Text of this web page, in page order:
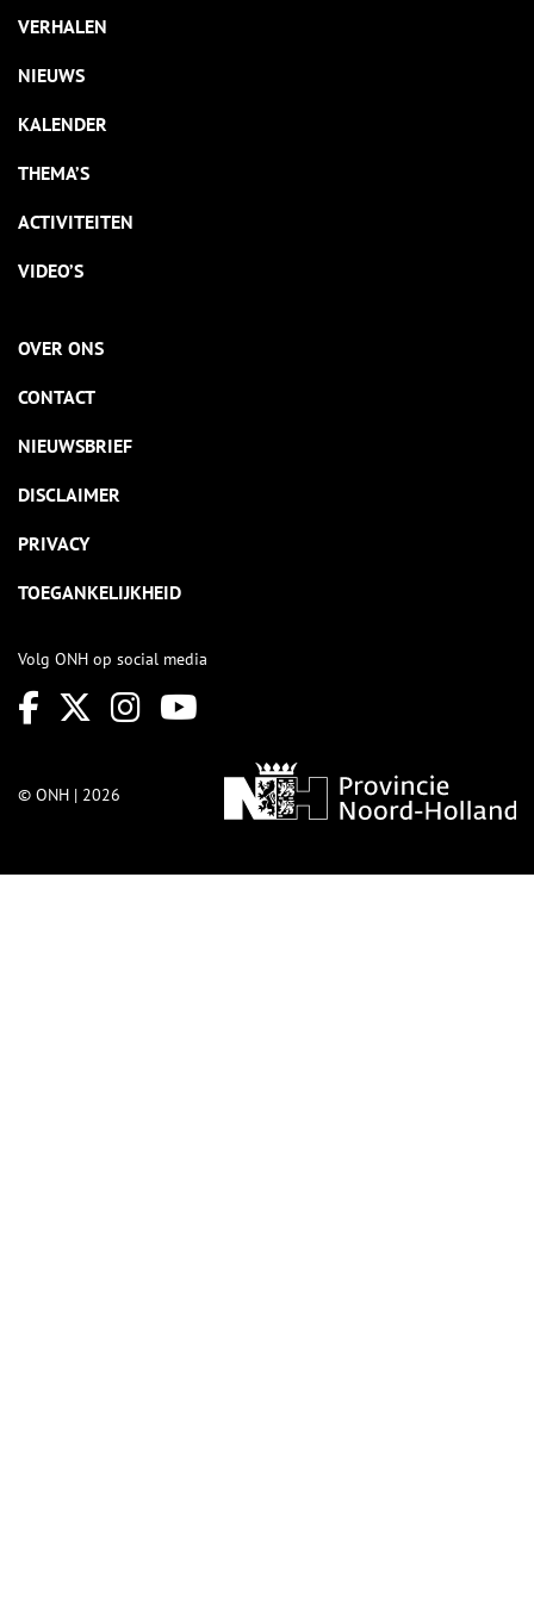
VERHALEN
NIEUWS
KALENDER
THEMA’S
ACTIVITEITEN
VIDEO’S
OVER ONS
CONTACT
NIEUWSBRIEF
DISCLAIMER
PRIVACY
TOEGANKELIJKHEID
Volg ONH op social media
© ONH | 2026